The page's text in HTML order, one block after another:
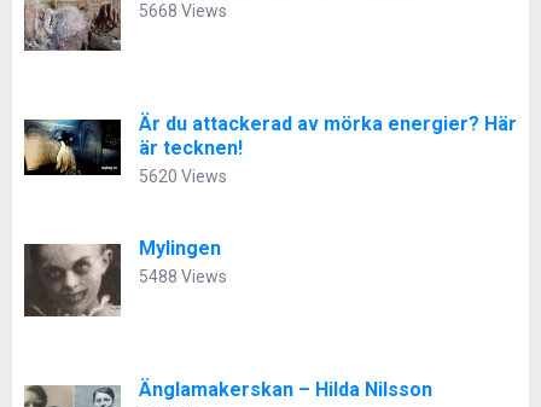
5668 Views
Är du attackerad av mörka energier? Här
är tecknen!
5620 Views
Mylingen
5488 Views
Änglamakerskan – Hilda Nilsson